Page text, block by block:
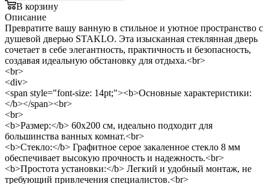
В корзину
Описание
Превратите вашу ванную в стильное и уютное пространство с
душевой дверью STAKLO. Эта изысканная стеклянная дверь
сочетает в себе элегантность, практичность и безопасность,
создавая идеальную обстановку для отдыха.<br>
<br>
<div>
<span style="font-size: 14pt;"><b>Основные характеристики:
</b></span><br>
<br>
<b>Размер:</b> 60x200 см, идеально подходит для
большинства ванных комнат.<br>
<b>Стекло:</b> Графитное серое закаленное стекло 8 мм
обеспечивает высокую прочность и надежность.<br>
<b>Простота установки:</b> Легкий и удобный монтаж, не
требующий привлечения специалистов.<br>